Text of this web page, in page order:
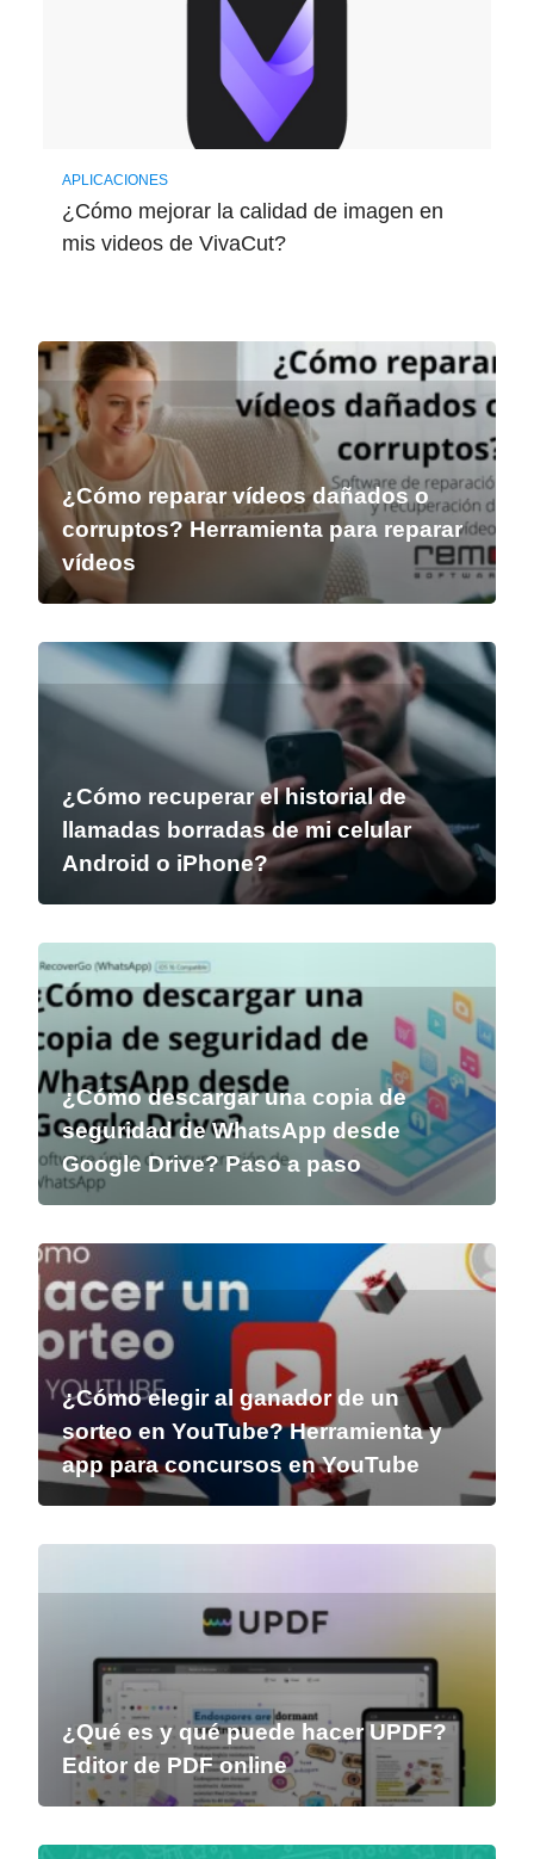
APLICACIONES
¿Cómo mejorar la calidad de imagen en
mis videos de VivaCut?
¿Cómo reparar vídeos dañados o
corruptos? Herramienta para reparar
vídeos
¿Cómo recuperar el historial de
llamadas borradas de mi celular
Android o iPhone?
¿Cómo descargar una copia de
seguridad de WhatsApp desde
Google Drive? Paso a paso
¿Cómo elegir al ganador de un
sorteo en YouTube? Herramienta y
app para concursos en YouTube
¿Qué es y qué puede hacer UPDF?
Editor de PDF online